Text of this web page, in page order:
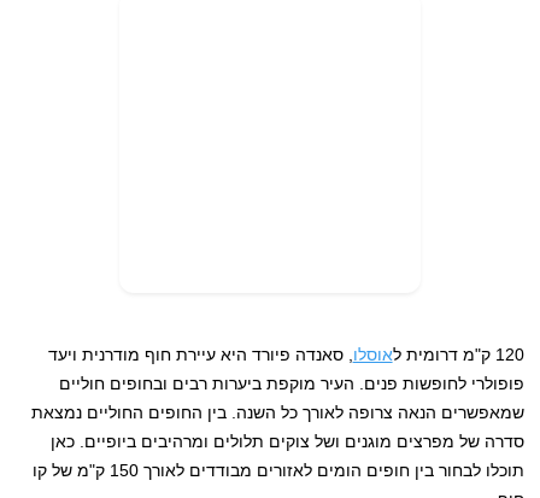
120 ק"מ דרומית ל אוסלו, סאנדה פיורד היא עיירת חוף מודרנית ויעד
פופולרי לחופשות פנים. העיר מוקפת ביערות רבים ובחופים חוליים
שמאפשרים הנאה צרופה לאורך כל השנה. בין החופים החוליים נמצאת
סדרה של מפרצים מוגנים ושל צוקים תלולים ומרהיבים ביופיים. כאן
תוכלו לבחור בין חופים הומים לאזורים מבודדים לאורך 150 ק"מ של קו